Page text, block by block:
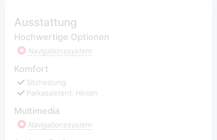
Ausstattung
Hochwertige Optionen
Navigationssystem
Komfort
Sitzheizung
Parkassistent: Hinten
Multimedia
Navigationssystem